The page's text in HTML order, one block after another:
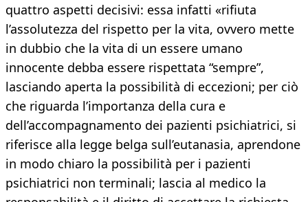
quattro aspetti decisivi: essa infatti «rifiuta
l’assolutezza del rispetto per la vita, ovvero mette
in dubbio che la vita di un essere umano
innocente debba essere rispettata “sempre”,
lasciando aperta la possibilità di eccezioni; per ciò
che riguarda l’importanza della cura e
dell’accompagnamento dei pazienti psichiatrici, si
riferisce alla legge belga sull’eutanasia, aprendone
in modo chiaro la possibilità per i pazienti
psichiatrici non terminali; lascia al medico la